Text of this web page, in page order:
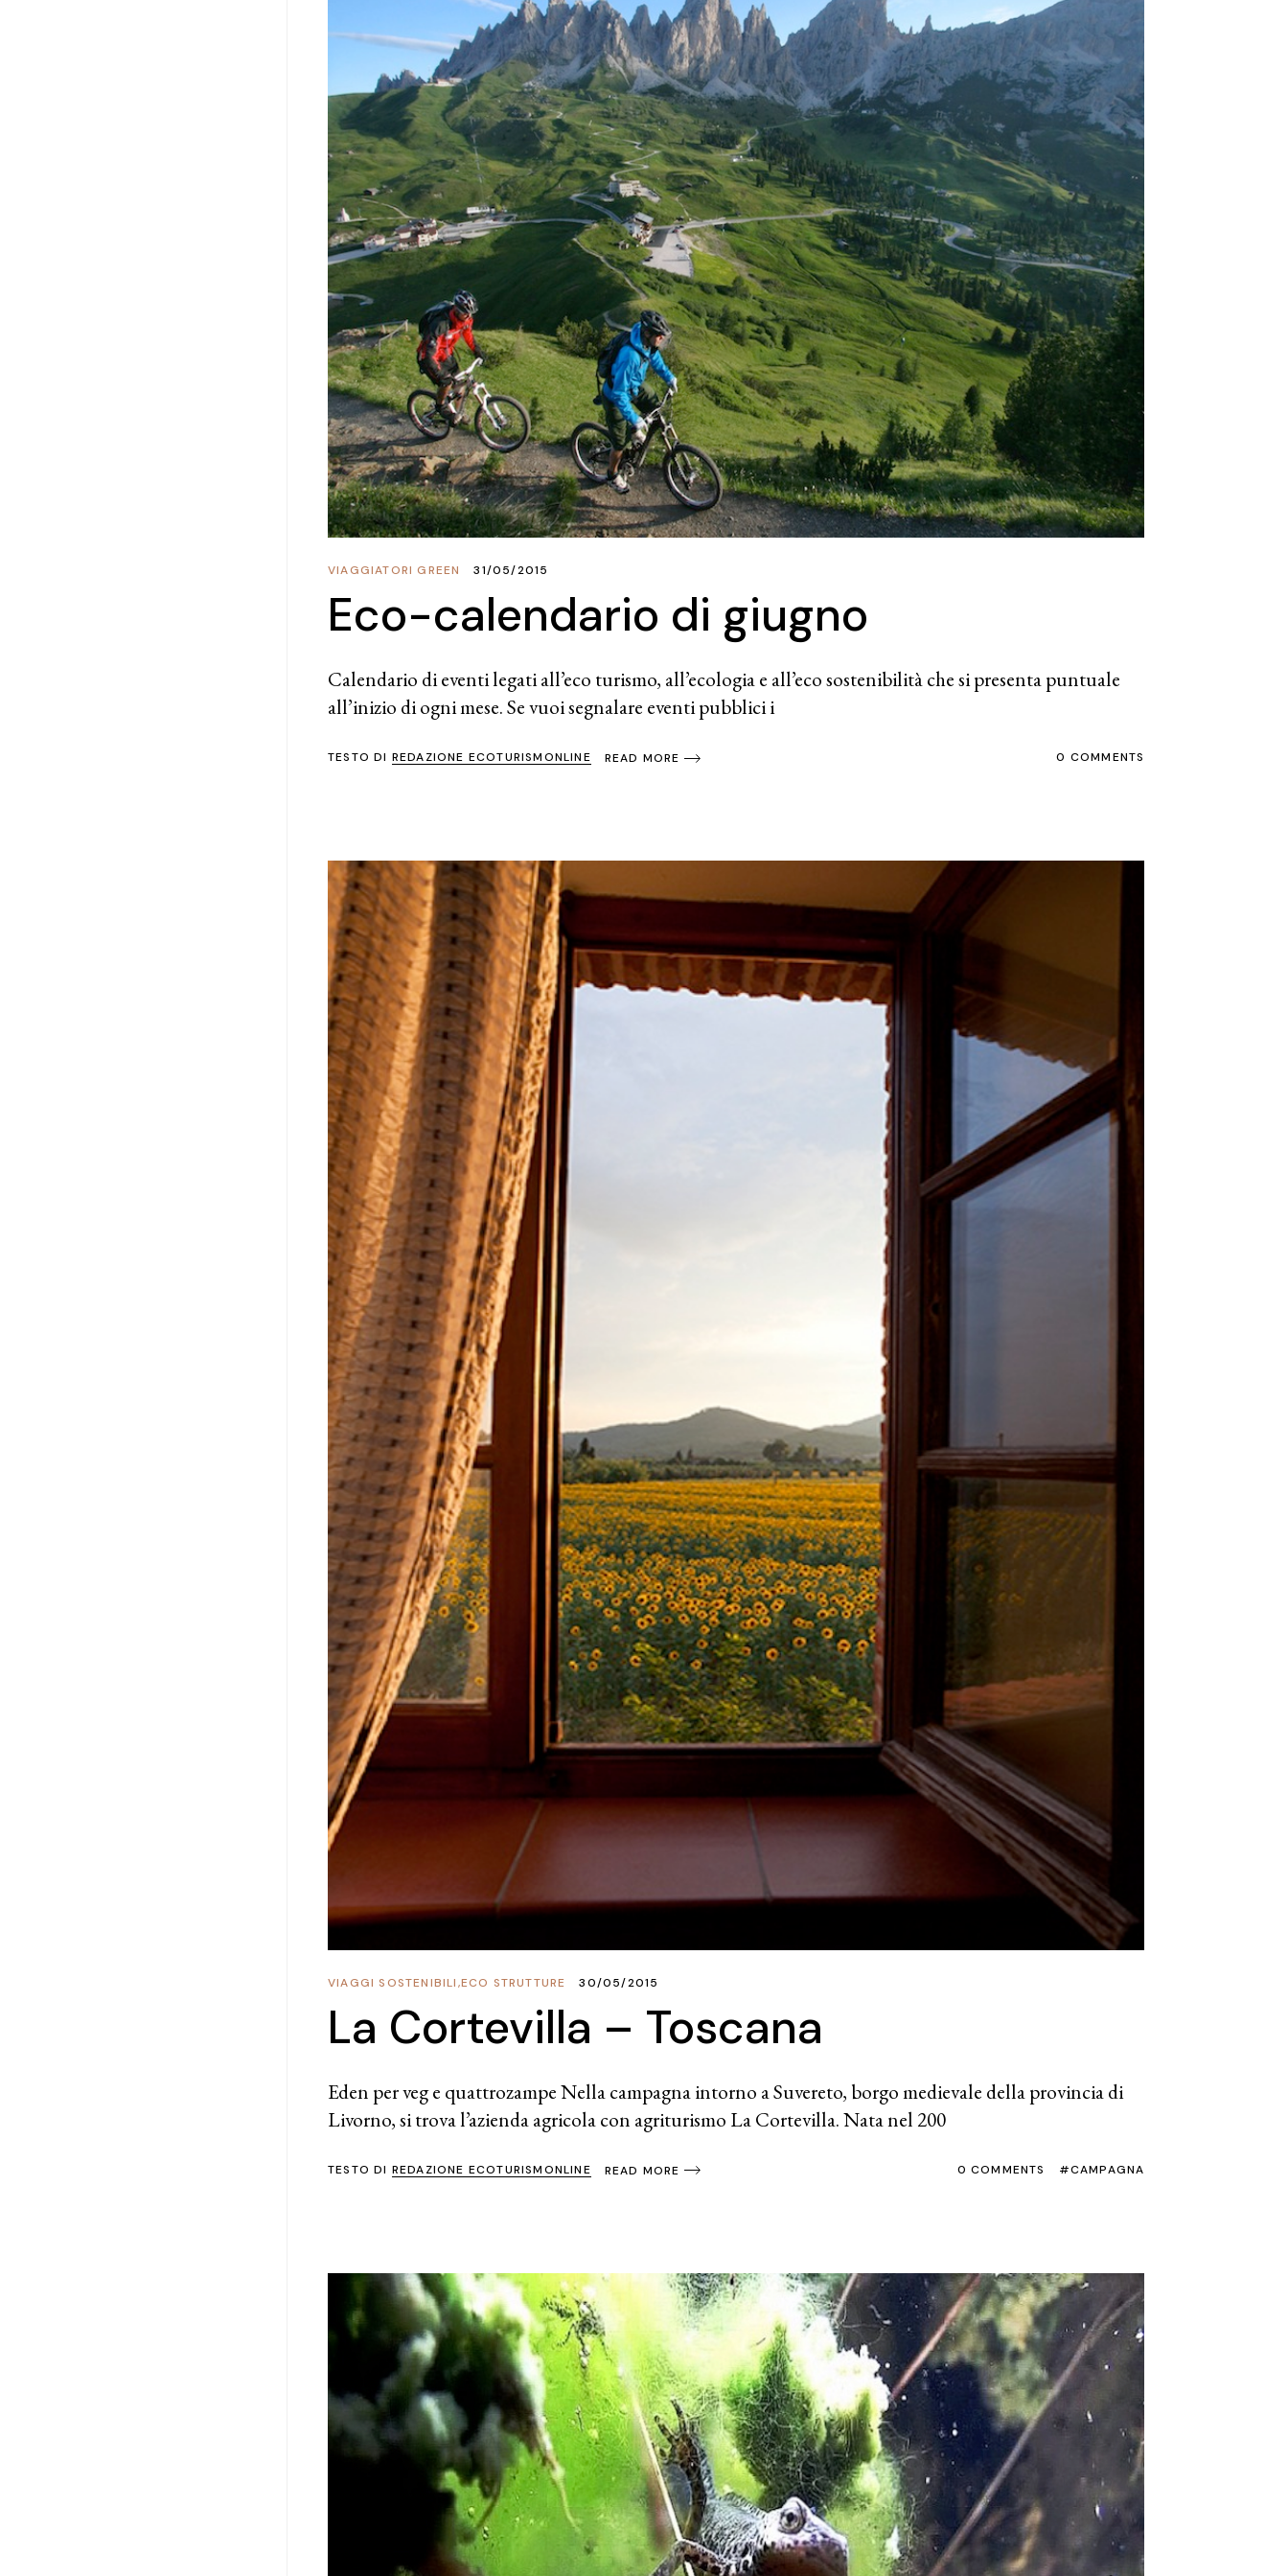
VIAGGIATORI GREEN 31/05/2015
Eco-calendario di giugno
Calendario di eventi legati all’eco turismo, all’ecologia e all’eco sostenibilità che si presenta puntuale
all’inizio di ogni mese. Se vuoi segnalare eventi pubblici i
TESTO DI REDAZIONE ECOTURISMONLINE READ MORE 0 COMMENTS
ECO STRUTTURE
,
VIAGGI SOSTENIBILI 30/05/2015
La Cortevilla – Toscana
Eden per veg e quattrozampe Nella campagna intorno a Suvereto, borgo medievale della provincia di
Livorno, si trova l’azienda agricola con agriturismo La Cortevilla. Nata nel 200
TESTO DI REDAZIONE ECOTURISMONLINE READ MORE 0 COMMENTS CAMPAGNA